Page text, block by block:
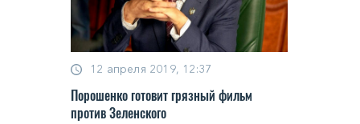
12 апреля 2019, 12:37
Порошенко готовит грязный фильм
против Зеленского